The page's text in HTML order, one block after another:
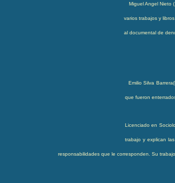
Miguel Angel Nieto
varios trabajos y
al documental de
Emilio Silva Barrera
que fueron
Licenciado en
trabajo y explican
responsabilidades que le corresponden. Su